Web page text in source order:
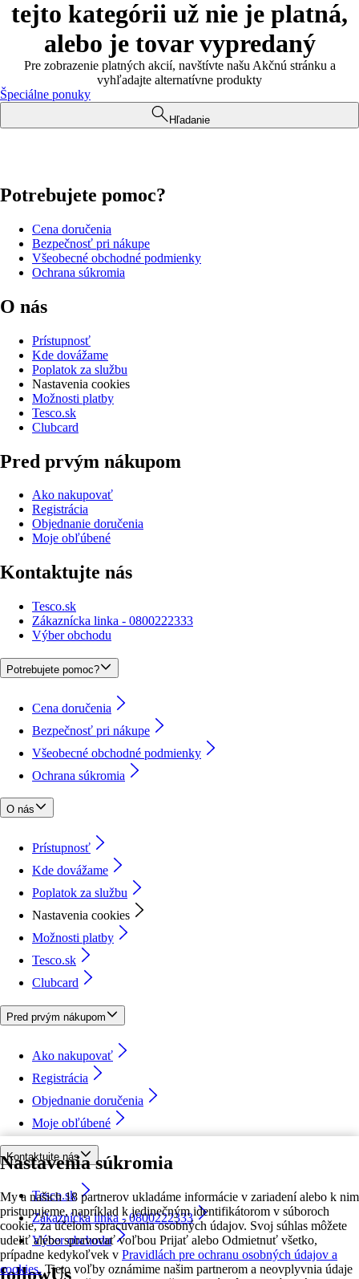
Nastavenia súkromia
My a našich 18 partnerov ukladáme informácie v zariadení alebo k nim
pristupujeme, napríklad k jedinečným identifikátorom v súboroch
cookie, za účelom spracúvania osobných údajov. Svoj súhlas môžete
udeliť alebo spravovať voľbou Prijať alebo Odmietnuť všetko,
prípadne kedykoľvek v Pravidlách pre ochranu osobných údajov a
cookies. Tieto voľby oznámime našim partnerom a neovplyvnia údaje
tejto kategórii už nie je platná,
alebo je tovar vypredaný
Pre zobrazenie platných akcií, navštívte našu Akčnú stránku a
vyhľadajte alternatívne produkty
Špeciálne ponuky
Hľadanie
Potrebujete pomoc?
Cena doručenia
Bezpečnosť pri nákupe
Všeobecné obchodné podmienky
Ochrana súkromia
O nás
Prístupnosť
Kde dovážame
Poplatok za službu
Nastavenia cookies
Možnosti platby
Tesco.sk
Clubcard
Pred prvým nákupom
Ako nakupovať
Registrácia
Objednanie doručenia
Moje obľúbené
Kontaktujte nás
Tesco.sk
Zákaznícka linka - 0800222333
Výber obchodu
Potrebujete pomoc?
Cena doručenia
Bezpečnosť pri nákupe
Všeobecné obchodné podmienky
Ochrana súkromia
O nás
Prístupnosť
Kde dovážame
Poplatok za službu
Nastavenia cookies
Možnosti platby
Tesco.sk
Clubcard
Pred prvým nákupom
Ako nakupovať
Registrácia
Objednanie doručenia
Moje obľúbené
Kontaktujte nás
Tesco.sk
Zákaznícka linka - 0800222333
Výber obchodu
followUs